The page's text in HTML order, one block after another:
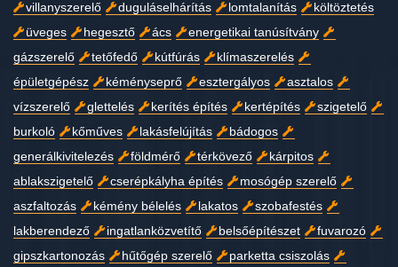
villanyszerelő duguláselhárítás lomtalanítás
költöztetés
üveges
hegesztő ács
energetikai tanúsítvány
gázszerelő
tetőfedő kútfúrás
klímaszerelés
épületgépész
kéményseprő esztergályos
asztalos
vízszerelő
glettelés kerítés építés kertépítés
szigetelő
burkoló
kőműves lakásfelújítás
bádogos
generálkivitelezés
földmérő térkövező
kárpitos
ablakszigetelő
cserépkályha építés
mosógép szerelő
aszfaltozás
kémény bélelés lakatos
szobafestés
lakberendező
ingatlanközvetítő belsőépítészet
fuvarozó
gipszkartonozás
hűtőgép szerelő parketta csiszolás